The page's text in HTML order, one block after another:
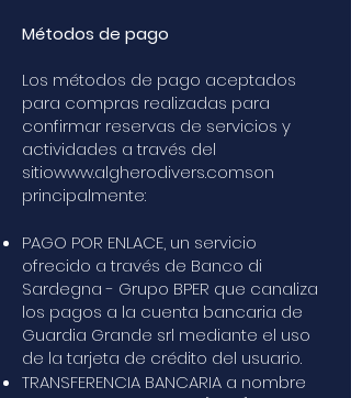
Métodos de pago
Los métodos de pago aceptados
para compras realizadas para
confirmar reservas de servicios y
actividades a través del
sitiowww.algherodivers.comson
principalmente:
PAGO POR ENLACE, un servicio
ofrecido a través de Banco di
Sardegna - Grupo BPER que canaliza
los pagos a la cuenta bancaria de
Guardia Grande srl mediante el uso
de la tarjeta de crédito del usuario.
TRANSFERENCIA BANCARIA a nombre